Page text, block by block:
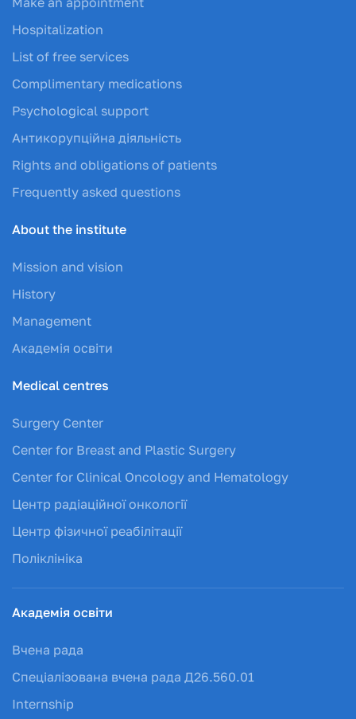
Hospitalization
List of free services
Complimentary medications
Psychological support
Антикорупційна діяльність
Rights and obligations of patients
Frequently asked questions
About the institute
Mission and vision
History
Management
Академія освіти
Medical centres
Surgery Center
Center for Breast and Plastic Surgery
Center for Clinical Oncology and Hematology
Центр радіаційної онкології
Центр фізичної реабілітації
Поліклініка
Академія освіти
Вчена рада
Спеціалізована вчена рада Д26.560.01
Internship